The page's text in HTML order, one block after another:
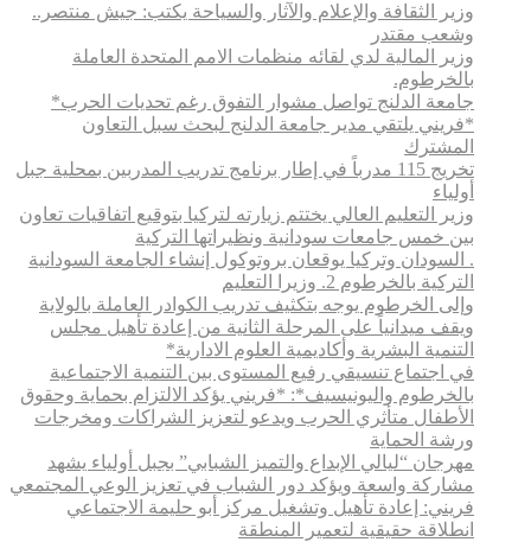
وزير الثقافة والإعلام والآثار والسياحة يكتب: جيش منتصر..
وشعب مقتدر
وزير المالية لدي لقائه منظمات الامم المتحدة العاملة
بالخرطوم.
جامعة الدلنج تواصل مشوار التفوق رغم تحديات الحرب*
*فريني يلتقي مدير جامعة الدلنج لبحث سبل التعاون
المشترك
تخريج 115 مدرباً في إطار برنامج تدريب المدربين بمحلية جبل
أولياء
وزير التعليم العالي يختتم زيارته لتركيا بتوقيع اتفاقيات تعاون
بين خمس جامعات سودانية ونظيراتها التركية
. السودان وتركيا يوقعان بروتوكول إنشاء الجامعة السودانية
التركية بالخرطوم 2. وزيرا التعليم
وإلى الخرطوم يوجه بتكثيف تدريب الكوادر العاملة بالولاية
ويقف ميدانياً على المرحلة الثانية من إعادة تأهيل مجلس
التنمية البشرية وأكاديمية العلوم الادارية*
في اجتماع تنسيقي رفيع المستوى بين التنمية الاجتماعية
بالخرطوم واليونيسيف*: *​فريني يؤكد الالتزام بحماية وحقوق
الأطفال متأثري الحرب ويدعو لتعزيز الشراكات ومخرجات
ورشة الحماية
مهرجان “ليالي الإبداع والتميز الشبابي” بجبل أولياء يشهد
مشاركة واسعة ويؤكد دور الشباب في تعزيز الوعي المجتمعي
فريني: إعادة تأهيل وتشغيل مركز أبو حليمة الاجتماعي
انطلاقة حقيقية لتعمير المنطقة